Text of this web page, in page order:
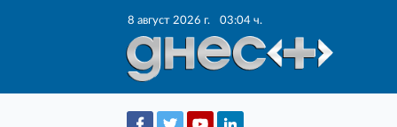
8 август 2026 г. 03:04 ч.